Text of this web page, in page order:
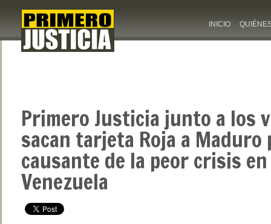
INICIO
Primero Justicia junto a los
sacan tarjeta Roja a Maduro
causante de la peor crisis
Venezuela